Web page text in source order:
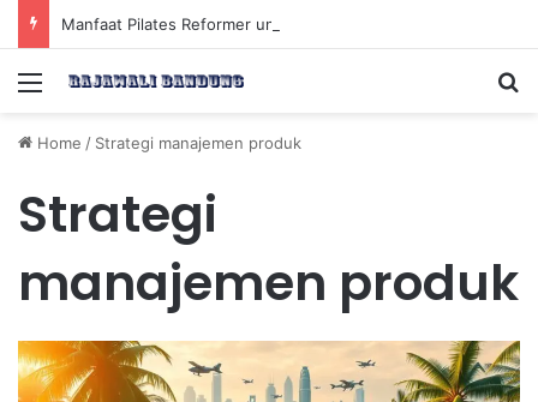
Menu
Home / Strategi manajemen produk
Strategi
manajemen produk